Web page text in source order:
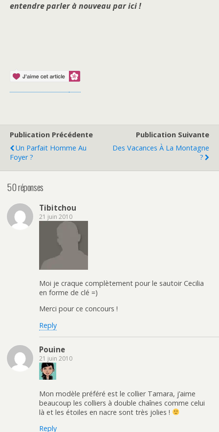
entendre parler à nouveau par ici !
Publication Précédente
Un Parfait Homme Au
Foyer ?
Publication Suivante
Des Vacances À La Montagne
?
50 réponses
Tibitchou
21 juin 2010
Moi je craque complètement pour le sautoir Cecilia
en forme de clé =)
Merci pour ce concours !
Reply
Pouine
21 juin 2010
Mon modèle préféré est le collier Tamara, j’aime
beaucoup les colliers à double chaînes comme celui
là et les étoiles en nacre sont très jolies !
Reply